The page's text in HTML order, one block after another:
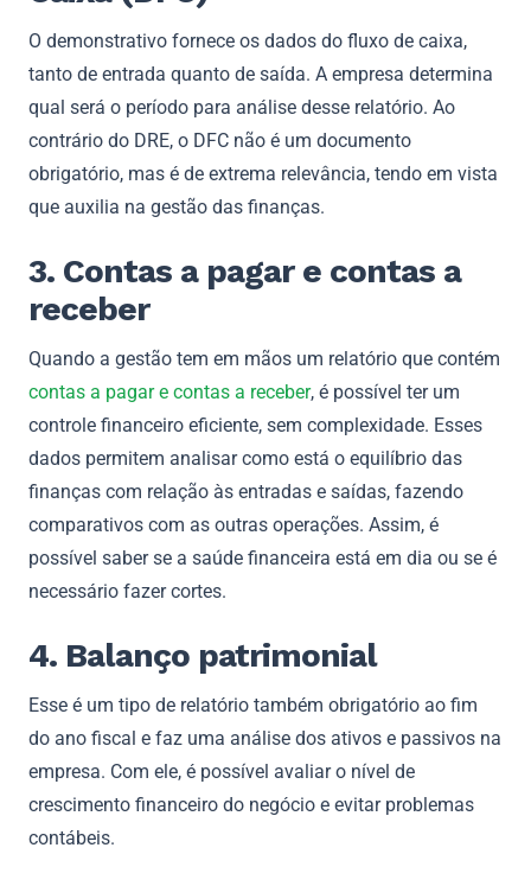
O demonstrativo fornece os dados do fluxo de caixa,
tanto de entrada quanto de saída. A empresa determina
qual será o período para análise desse relatório. Ao
contrário do DRE, o DFC não é um documento
obrigatório, mas é de extrema relevância, tendo em vista
que auxilia na gestão das finanças.
3. Contas a pagar e contas a
receber
Quando a gestão tem em mãos um relatório que contém
contas a pagar e contas a receber, é possível ter um
controle financeiro eficiente, sem complexidade. Esses
dados permitem analisar como está o equilíbrio das
finanças com relação às entradas e saídas, fazendo
comparativos com as outras operações. Assim, é
possível saber se a saúde financeira está em dia ou se é
necessário fazer cortes.
4. Balanço patrimonial
Esse é um tipo de relatório também obrigatório ao fim
do ano fiscal e faz uma análise dos ativos e passivos na
empresa. Com ele, é possível avaliar o nível de
crescimento financeiro do negócio e evitar problemas
contábeis.